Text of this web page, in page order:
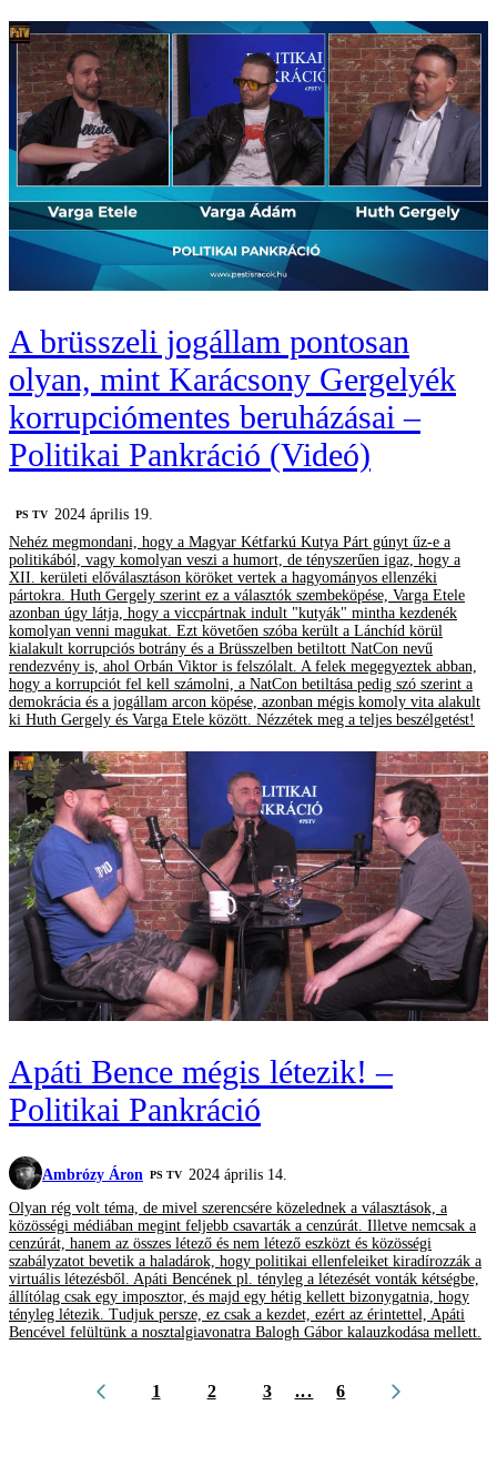
A brüsszeli jogállam pontosan
olyan, mint Karácsony Gergelyék
korrupciómentes beruházásai –
Politikai Pankráció (Videó)
PS TV 2024 április 19.
Nehéz megmondani, hogy a Magyar Kétfarkú Kutya Párt gúnyt űz-e a
politikából, vagy komolyan veszi a humort, de tényszerűen igaz, hogy a
XII. kerületi előválasztáson köröket vertek a hagyományos ellenzéki
pártokra. Huth Gergely szerint ez a választók szembeköpése, Varga Etele
azonban úgy látja, hogy a viccpártnak indult "kutyák" mintha kezdenék
komolyan venni magukat. Ezt követően szóba került a Lánchíd körül
kialakult korrupciós botrány és a Brüsszelben betiltott NatCon nevű
rendezvény is, ahol Orbán Viktor is felszólalt. A felek megegyeztek abban,
hogy a korrupciót fel kell számolni, a NatCon betiltása pedig szó szerint a
demokrácia és a jogállam arcon köpése, azonban mégis komoly vita alakult
ki Huth Gergely és Varga Etele között. Nézzétek meg a teljes beszélgetést!
Apáti Bence mégis létezik! –
Politikai Pankráció
Ambrózy Áron PS TV 2024 április 14.
Olyan rég volt téma, de mivel szerencsére közelednek a választások, a
közösségi médiában megint feljebb csavarták a cenzúrát. Illetve nemcsak a
cenzúrát, hanem az összes létező és nem létező eszközt és közösségi
szabályzatot bevetik a haladárok, hogy politikai ellenfeleiket kiradírozzák a
virtuális létezésből. Apáti Bencének pl. tényleg a létezését vonták kétségbe,
állítólag csak egy imposztor, és majd egy hétig kellett bizonygatnia, hogy
tényleg létezik. Tudjuk persze, ez csak a kezdet, ezért az érintettel, Apáti
Bencével felültünk a nosztalgiavonatra Balogh Gábor kalauzkodása mellett.
1 2 3 ... 6